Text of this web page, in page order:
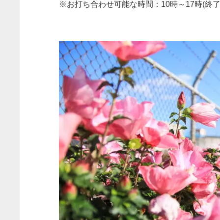
※お打ち合わせ可能な時間：10時～17時(終